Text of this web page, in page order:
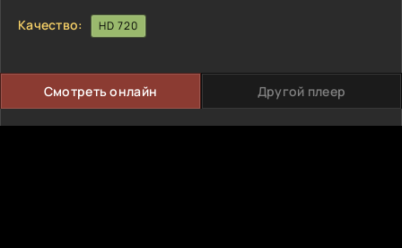
Качество: HD 720
Смотреть онлайн Другой плеер